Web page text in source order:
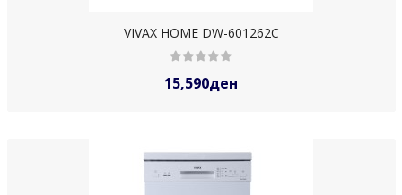
VIVAX HOME DW-601262C
15,590ден